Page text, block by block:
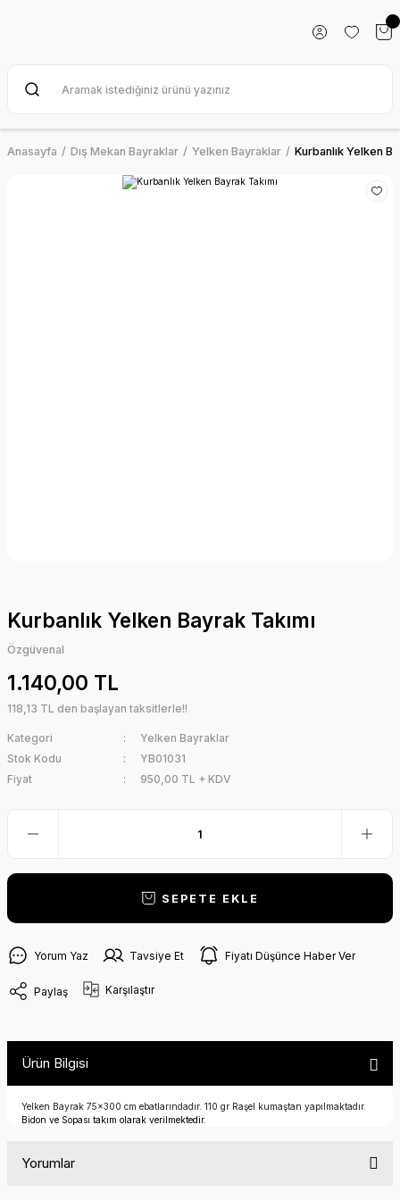
Anasayfa Dış Mekan Bayraklar Yelken Bayraklar Kurbanlık Yelken
Kurbanlık Yelken Bayrak Takımı
Özgüvenal
1.140,00 TL
118,13 TL den başlayan taksitlerle!!
Kategori
Yelken Bayraklar
Stok Kodu
YB01031
Fiyat
950,00 TL + KDV
SEPETE EKLE
Yorum Yaz Tavsiye Et Fiyatı Düşünce Haber Ver
Paylaş Karşılaştır
Ürün Bilgisi
Yelken Bayrak 75x300 cm ebatlarındadır. 110 gr Raşel kumaştan yapılmaktadır.
Bidon ve Sopası takım olarak verilmektedir.
Yorumlar